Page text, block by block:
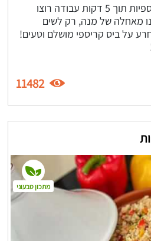
נקניקריספי נקניקיות קריספיות תוך 5 דקות עבודה רוצו
מאחלה של מנה, רק לשים
על ביס קריספי מושלם וטעים!
11482
מתכון טבעוני